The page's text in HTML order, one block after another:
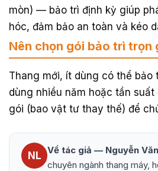
mòn) — bảo trì định kỳ giúp
hóc, đảm bảo an toàn và kéo
Nên chọn gói bảo trì trọn
Thang mới, ít dùng có thể bảo
dùng nhiều năm hoặc tần
gói (bao vật tư thay thế) để
NL Về tác giả — Nguyễn
chuyên ngành thang máy,